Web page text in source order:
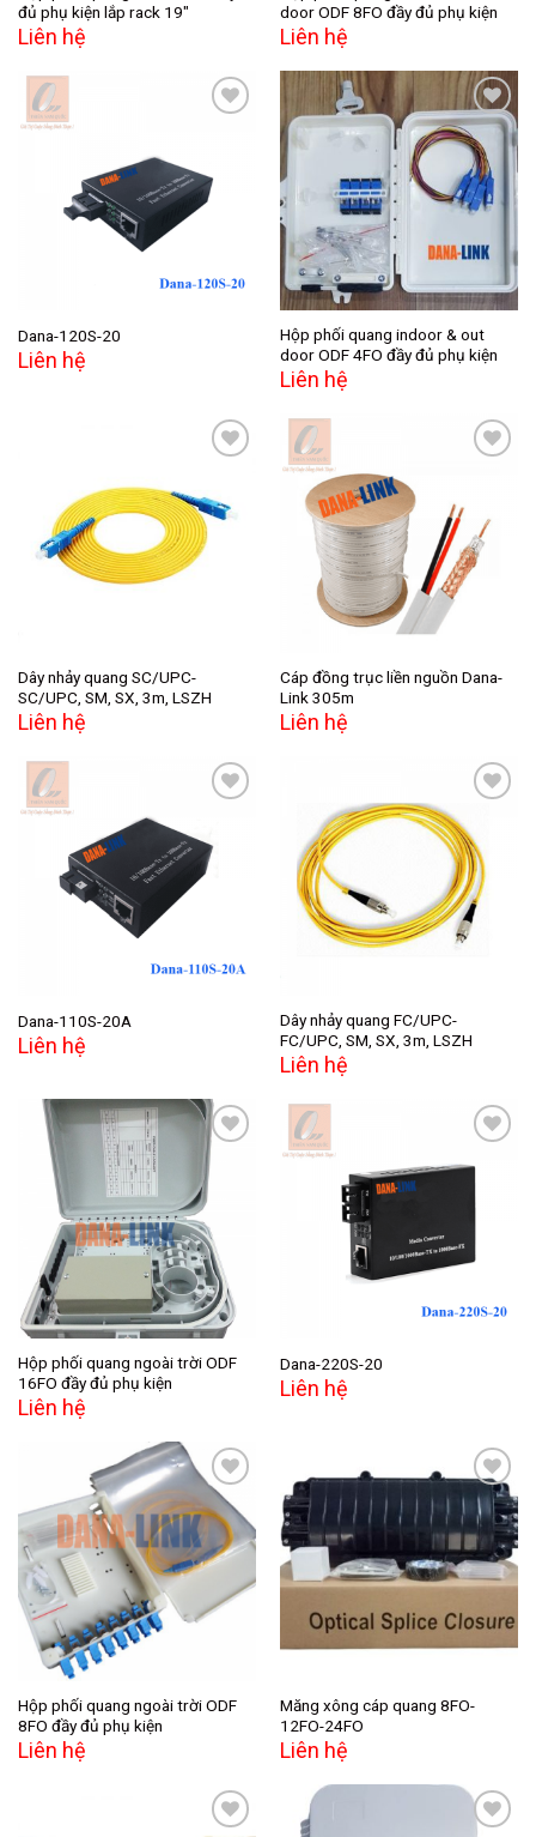
đủ phụ kiện lắp rack 19″
Liên hệ
door ODF 8FO đầy đủ phụ kiện
Liên hệ
Add to
wishlist
Dana-120S-20
Liên hệ
Add to
wishlist
Hộp phối quang indoor & out
door ODF 4FO đầy đủ phụ kiện
Liên hệ
Add to
wishlist
Dây nhảy quang SC/UPC-
SC/UPC, SM, SX, 3m, LSZH
Liên hệ
Add to
wishlist
Cáp đồng trục liền nguồn Dana-
Link 305m
Liên hệ
Add to
wishlist
Dana-110S-20A
Liên hệ
Add to
wishlist
Dây nhảy quang FC/UPC-
FC/UPC, SM, SX, 3m, LSZH
Liên hệ
Add to
wishlist
Hộp phối quang ngoài trời ODF
16FO đầy đủ phụ kiện
Liên hệ
Dana-220S-20
Liên hệ
Add to
wishlist
Hộp phối quang ngoài trời ODF
8FO đầy đủ phụ kiện
Liên hệ
Add to
wishlist
Măng xông cáp quang 8FO-
12FO-24FO
Liên hệ